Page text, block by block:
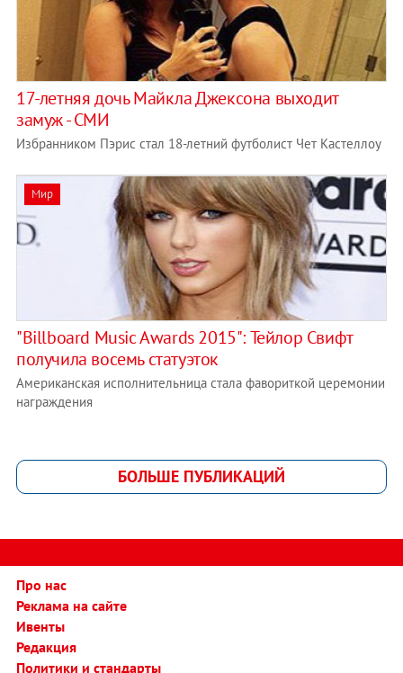
17-летняя дочь Майкла Джексона выходит
замуж - СМИ
Избранником Пэрис стал 18-летний футболист Чет Кастеллоу
Мир
"Billboard Music Awards 2015": Тейлор Свифт
получила восемь статуэток
Американская исполнительница стала фавориткой церемонии
награждения
БОЛЬШЕ ПУБЛИКАЦИЙ
Про нас
Реклама на сайте
Ивенты
Редакция
Политики и стандарты